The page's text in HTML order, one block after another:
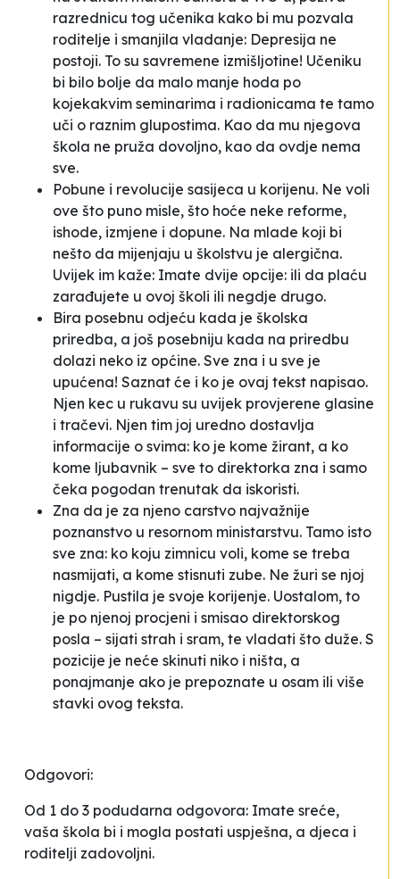
razrednicu tog učenika kako bi mu pozvala
roditelje i smanjila vladanje: Depresija ne
postoji. To su savremene izmišljotine! Učeniku
bi bilo bolje da malo manje hoda po
kojekakvim seminarima i radionicama te tamo
uči o raznim glupostima. Kao da mu njegova
škola ne pruža dovoljno, kao da ovdje nema
sve.
Pobune i revolucije sasijeca u korijenu. Ne voli
ove što puno misle, što hoće neke reforme,
ishode, izmjene i dopune. Na mlade koji bi
nešto da mijenjaju u školstvu je alergična.
Uvijek im kaže: Imate dvije opcije: ili da plaću
zarađujete u ovoj školi ili negdje drugo.
Bira posebnu odjeću kada je školska
priredba, a još posebniju kada na priredbu
dolazi neko iz općine. Sve zna i u sve je
upućena! Saznat će i ko je ovaj tekst napisao.
Njen kec u rukavu su uvijek provjerene glasine
i tračevi. Njen tim joj uredno dostavlja
informacije o svima: ko je kome žirant, a ko
kome ljubavnik – sve to direktorka zna i samo
čeka pogodan trenutak da iskoristi.
Zna da je za njeno carstvo najvažnije
poznanstvo u resornom ministarstvu. Tamo isto
sve zna: ko koju zimnicu voli, kome se treba
nasmijati, a kome stisnuti zube. Ne žuri se njoj
nigdje. Pustila je svoje korijenje. Uostalom, to
je po njenoj procjeni i smisao direktorskog
posla – sijati strah i sram, te vladati što duže. S
pozicije je neće skinuti niko i ništa, a
ponajmanje ako je prepoznate u osam ili više
stavki ovog teksta.
Odgovori:
Od 1 do 3 podudarna odgovora: Imate sreće,
vaša škola bi i mogla postati uspješna, a djeca i
roditelji zadovoljni.